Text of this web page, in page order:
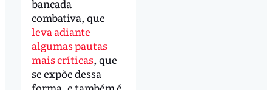
bancada
combativa, que
leva adiante
algumas pautas
mais críticas, que
se expõe dessa